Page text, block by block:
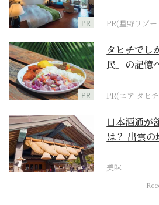
PR PR(星野リゾ
PR
タヒチでし
民」の記憶
PR(エア タヒ
日本酒通が
は？ 出雲
美味